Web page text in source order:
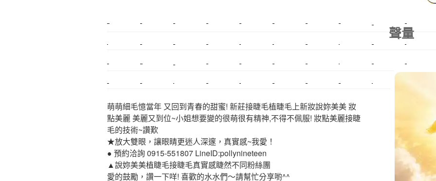
萌萌細毛憶當年 又回到青春的甜蜜! 新莊接睫毛植睫毛上新妝說妳美美 妝
點美麗 美麗又到位~小姐想要變的很萌很有精神,不得不佩服! 妝點美麗接睫
毛的技術~讚歎
★放大雙眼，讓眼睛更迷人深邃，真實感~我愛！
● 預約洽詢 0915-551807 LineID:pollynineteen
▲說妳美美植睫毛接睫毛真實感睫然不同粉絲團
愛的鼓勵，讚一下咩! 喜歡的水水們～請幫忙分享喲^^
聲量